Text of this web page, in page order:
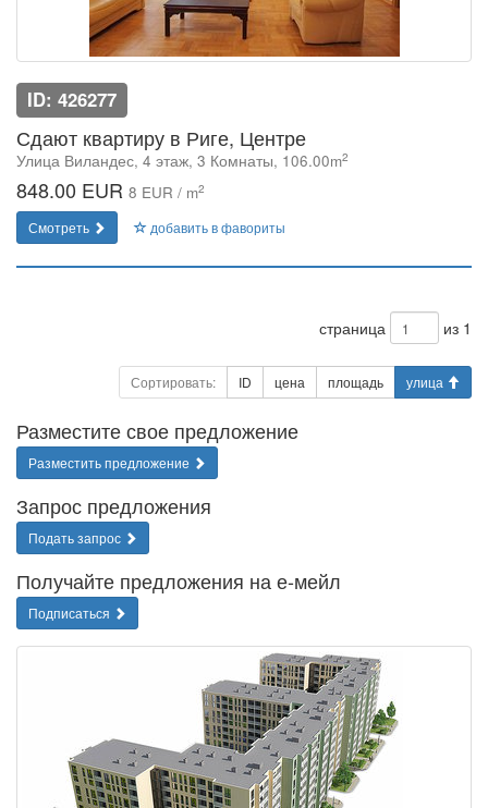
ID: 426277
Сдают квартиру в Риге, Центре
Улица Виландес, 4 этаж, 3 Комнаты, 106.00m2
848.00 EUR 8 EUR / m2
Смотреть добавить в фавориты
страница из 1
Сортировать: ID цена площадь улица
Разместите свое предложение
Разместить предложение
Запрос предложения
Подать запрос
Получайте предложения на е-мейл
Подписаться